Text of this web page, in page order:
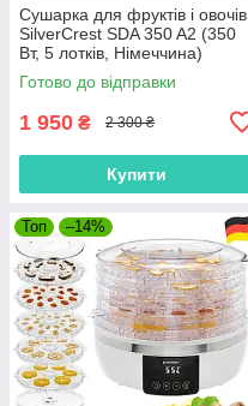
Сушарка для фруктів і овочів
SilverCrest SDA 350 A2 (350
Вт, 5 лотків, Німеччина)
Готово до відправки
1 950 ₴ 2 300 ₴
Купити
Топ –14%